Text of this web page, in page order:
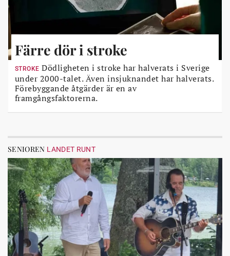
Färre dör i stroke
STROKE Dödligheten i stroke har halverats i Sverige
under 2000-talet. Även insjuknandet har halverats.
Förebyggande åtgärder är en av
framgångsfaktorerna.
SENIOREN LANDET RUNT